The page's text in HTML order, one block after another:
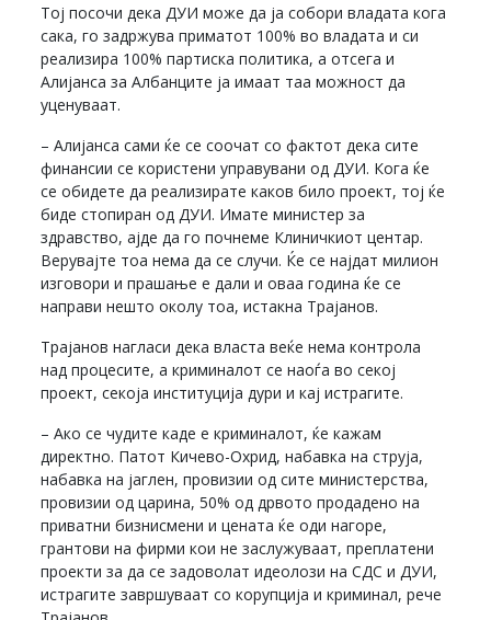
Тој посочи дека ДУИ може да ја собори владата кога
сака, го задржува приматот 100% во владата и си
реализира 100% партиска политика, а отсега и
Алијанса за Албанците ја имаат таа можност да
уценуваат.
– Алијанса сами ќе се соочат со фактот дека сите
финансии се користени управувани од ДУИ. Кога ќе
се обидете да реализирате каков било проект, тој ќе
биде стопиран од ДУИ. Имате министер за
здравство, ајде да го почнеме Клиничкиот центар.
Верувајте тоа нема да се случи. Ќе се најдат милион
изговори и прашање е дали и оваа година ќе се
направи нешто околу тоа, истакна Трајанов.
Трајанов нагласи дека власта веќе нема контрола
над процесите, а криминалот се наоѓа во секој
проект, секоја институција дури и кај истрагите.
– Ако се чудите каде е криминалот, ќе кажам
директно. Патот Кичево-Охрид, набавка на струја,
набавка на јаглен, провизии од сите министерства,
провизии од царина, 50% од дрвото продадено на
приватни бизнисмени и цената ќе оди нагоре,
грантови на фирми кои не заслужуваат, преплатени
проекти за да се задоволат идеолози на СДС и ДУИ,
истрагите завршуваат со корупција и криминал, рече